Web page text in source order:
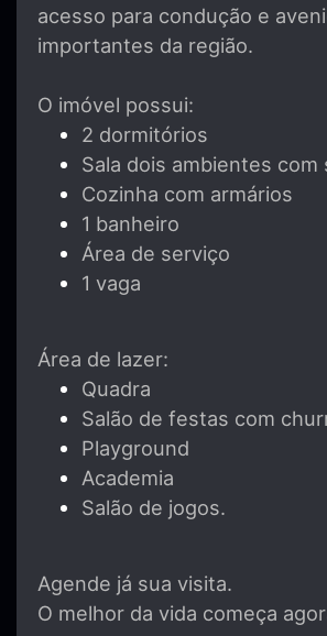
acesso para condução e
importantes da região.
O imóvel possui:
2 dormitórios
Sala dois ambientes com
Cozinha com armários
1 banheiro
Área de serviço
1 vaga
Área de lazer:
Quadra
Salão de festas com
Playground
Academia
Salão de jogos.
Agende já sua visita.
O melhor da vida começa